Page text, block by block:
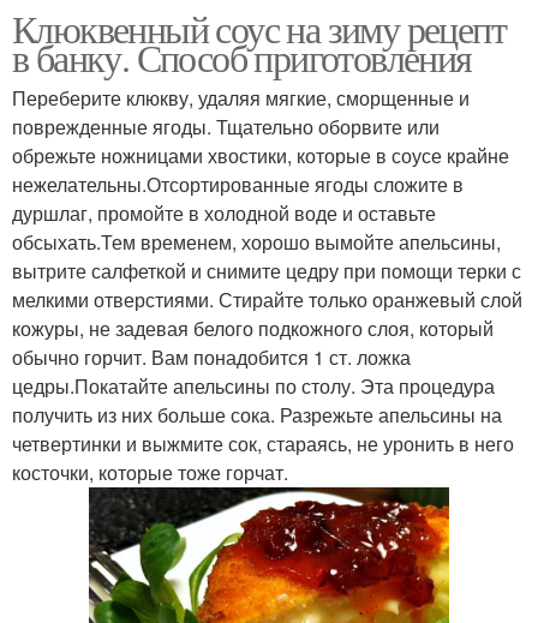
Клюквенный соус на зиму рецепт
в банку. Способ приготовления
Переберите клюкву, удаляя мягкие, сморщенные и
поврежденные ягоды. Тщательно оборвите или
обрежьте ножницами хвостики, которые в соусе крайне
нежелательны.Отсортированные ягоды сложите в
дуршлаг, промойте в холодной воде и оставьте
обсыхать.Тем временем, хорошо вымойте апельсины,
вытрите салфеткой и снимите цедру при помощи терки с
мелкими отверстиями. Стирайте только оранжевый слой
кожуры, не задевая белого подкожного слоя, который
обычно горчит. Вам понадобится 1 ст. ложка
цедры.Покатайте апельсины по столу. Эта процедура
получить из них больше сока. Разрежьте апельсины на
четвертинки и выжмите сок, стараясь, не уронить в него
косточки, которые тоже горчат.